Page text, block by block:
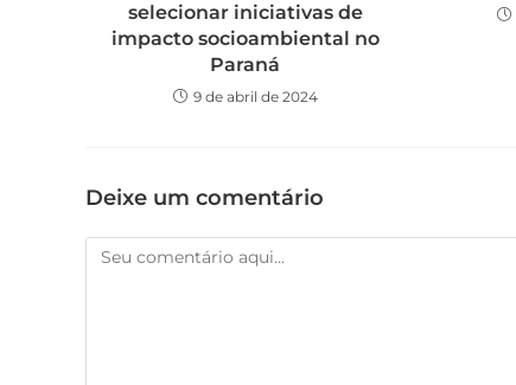
selecionar iniciativas de
impacto socioambiental no
Paraná
9 de abril de 2024
Deixe um comentário